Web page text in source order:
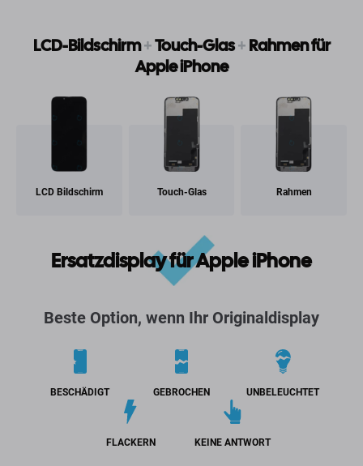
LCD-Bildschirm+Touch-Glas+Rahmen für
Apple iPhone
LCD Bildschirm Touch-Glas Rahmen
Ersatzdisplay für Apple iPhone
Beste Option, wenn Ihr Originaldisplay
BESCHÄDIGT GEBROCHEN UNBELEUCHTET
FLACKERN KEINE ANTWORT